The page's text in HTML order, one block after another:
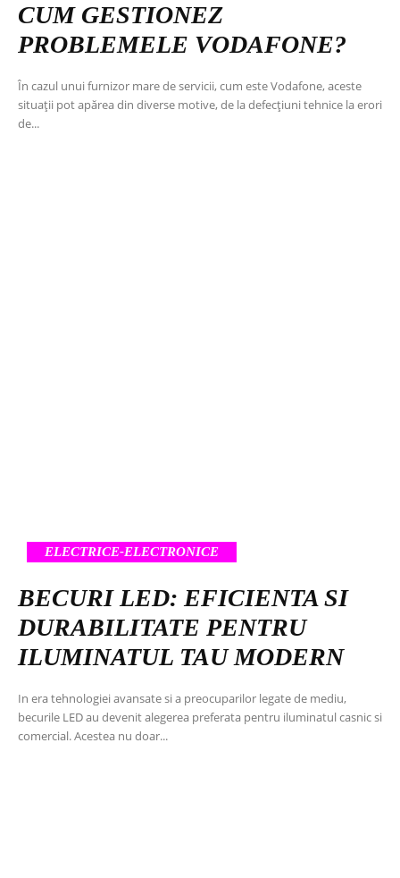
CUM GESTIONEZ
PROBLEMELE VODAFONE?
În cazul unui furnizor mare de servicii, cum este Vodafone, aceste
situații pot apărea din diverse motive, de la defecțiuni tehnice la erori
de...
ELECTRICE-ELECTRONICE
BECURI LED: EFICIENTA SI
DURABILITATE PENTRU
ILUMINATUL TAU MODERN
In era tehnologiei avansate si a preocuparilor legate de mediu,
becurile LED au devenit alegerea preferata pentru iluminatul casnic si
comercial. Acestea nu doar...